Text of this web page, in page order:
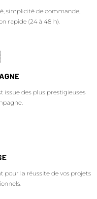
simplicité de commande,
rapide (24 à 48 h).
issue des plus prestigieuses
pour la réussite de vos projets